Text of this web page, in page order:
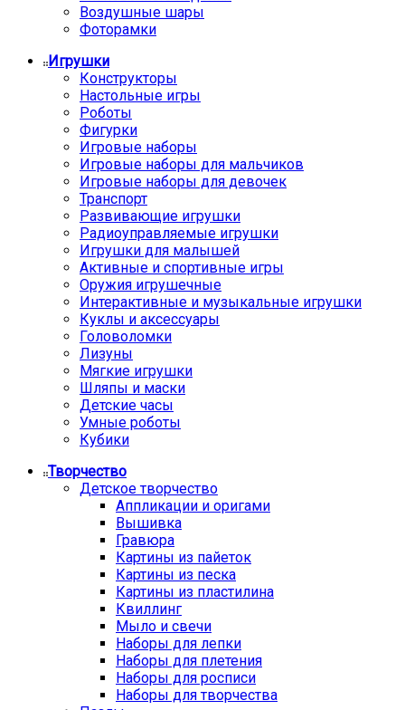
Воздушные шары
Фоторамки
Игрушки
Конструкторы
Настольные игры
Роботы
Фигурки
Игровые наборы
Игровые наборы для мальчиков
Игровые наборы для девочек
Транспорт
Развивающие игрушки
Радиоуправляемые игрушки
Игрушки для малышей
Активные и спортивные игры
Оружия игрушечные
Интерактивные и музыкальные игрушки
Куклы и аксессуары
Головоломки
Лизуны
Мягкие игрушки
Шляпы и маски
Детские часы
Умные роботы
Кубики
Творчество
Детское творчество
Аппликации и оригами
Вышивка
Гравюра
Картины из пайеток
Картины из песка
Картины из пластилина
Квиллинг
Мыло и свечи
Наборы для лепки
Наборы для плетения
Наборы для росписи
Наборы для творчества